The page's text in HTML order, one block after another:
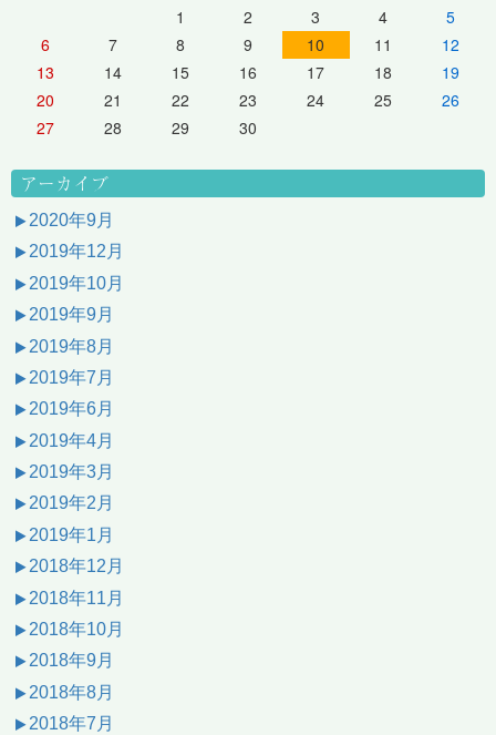
1 2 3 4
5
6
7 8 9 10 11
12
13
14 15 16 17 18
19
20
21 22 23 24 25
26
27
28 29 30
アーカイブ
2020年9月
2019年12月
2019年10月
2019年9月
2019年8月
2019年7月
2019年6月
2019年4月
2019年3月
2019年2月
2019年1月
2018年12月
2018年11月
2018年10月
2018年9月
2018年8月
2018年7月